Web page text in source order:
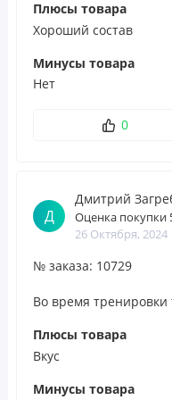
фармацевтические
антиоксидантами,
специфических
GlycoLoad для быстрого
ингредиентов
наши строгие тесты на
Смешайте 1 мерную
воды. Добавьте
рекомендованной
внимание, что
использования
Плюсы товара
Хороший состав
Минусы товара
Нет
0
Д
Дмитрий
Оценка покупки
26 Октября, 2024
№ заказа: 10729
Во время тренировки
Плюсы товара
Вкус
Минусы товара